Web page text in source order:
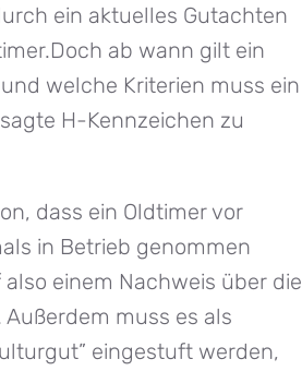
ein aktuelles Gutachten
ab wann gilt ein
welche Kriterien muss ein
H-Kennzeichen zu
dass ein Oldtimer vor
in Betrieb genommen
einem Nachweis über die
muss es als
eingestuft werden,